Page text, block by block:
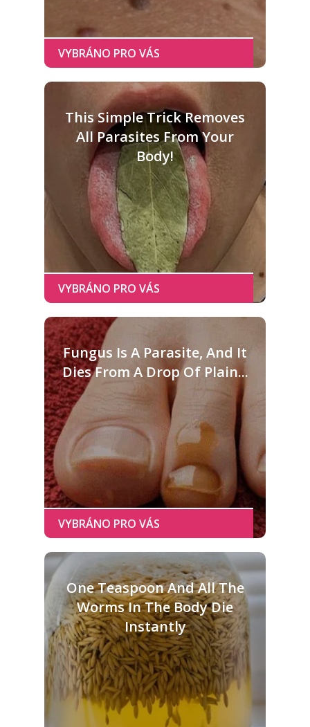
This Simple Trick Removes
All Parasites From Your
Body!
Fungus Is A Parasite, And It
Dies From A Drop Of Plain...
One Teaspoon And All The
Worms In The Body Die
Instantly